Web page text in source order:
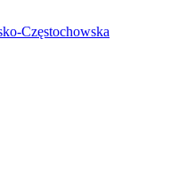
Częstochowska